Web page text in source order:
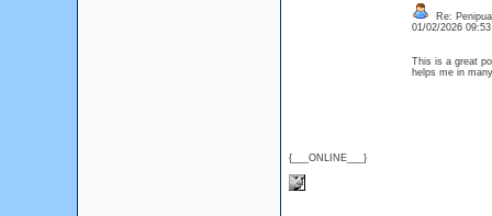
{___ONLINE___}
Re:
01/02/2026
This is a great
helps me in